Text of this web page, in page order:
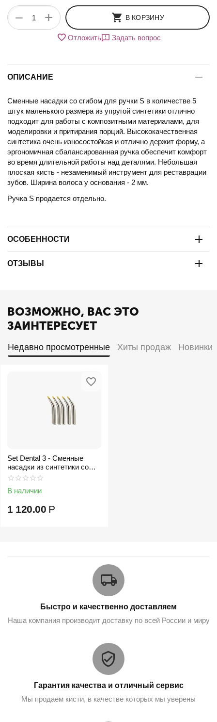
+
− В КОРЗИНУ
Отложить Задать вопрос
ОПИСАНИЕ
Сменные насадки со сгибом для ручки S в количестве 5
штук маленького размера из упругой синтетики отлично
подходит для работы с композитными материалами, для
моделировки и притирания порций. Высококачественная
синтетика очень износостойкая и отлично держит форму, а
эргономичная сбалансированная ручка обеспечит комфорт
во время длительной работы над деталями. Небольшая
плоская кисть - незаменимый инструмент для реставрации
зубов. Ширина волоса у основания - 2 мм.
Ручка S продается отдельно.
ОСОБЕННОСТИ
ОТЗЫВЫ
ВОЗМОЖНО, ВАС ЭТО
ЗАИНТЕРЕСУЕТ
Недавно просмотренные Хиты продаж Новинки
Set Dental 3 - Сменные
насадки из синтетики со
сгибом для ручки S
В наличии
1 120.00 Р
Быстро и качественно доставляем
Наша компания производит доставку по всей России и миру
Гарантия качества и отличный сервис
Мы продаем кисти, в качестве которых мы уверены